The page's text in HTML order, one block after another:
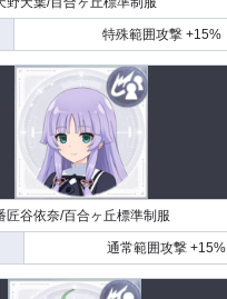
特殊範囲攻撃 +15%
匠谷依奈/百合ヶ丘標準制服
通常範囲攻撃 +15%